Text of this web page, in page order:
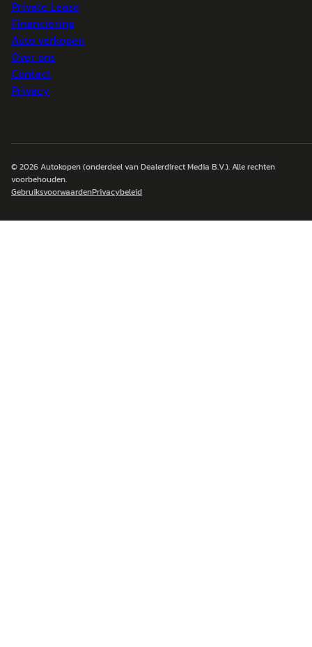
Private Lease
Financiering
Auto verkopen
Over ons
Contact
Privacy
© 2026Autokopen(onderdeel van Dealerdirect Media B.V.). Alle rechten
voorbehouden.
GebruiksvoorwaardenPrivacybeleid